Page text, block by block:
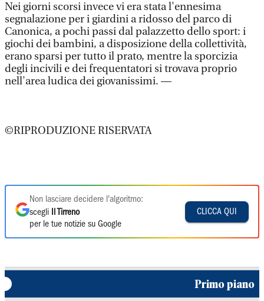
Nei giorni scorsi invece vi era stata l'ennesima
segnalazione per i giardini a ridosso del parco di
Canonica, a pochi passi dal palazzetto dello sport: i
giochi dei bambini, a disposizione della collettività,
erano sparsi per tutto il prato, mentre la sporcizia
degli incivili e dei frequentatori si trovava proprio
nell'area ludica dei giovanissimi. —
©RIPRODUZIONE RISERVATA
Non lasciare decidere l'algoritmo:
scegli
Il Tirreno
per le tue notizie su Google
CLICCA QUI
Primo piano